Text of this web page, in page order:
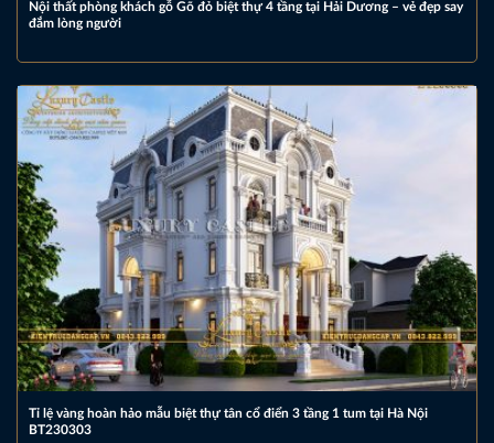
Nội thất phòng khách gỗ Gõ đỏ biệt thự 4 tầng tại Hải Dương – vẻ đẹp say
đắm lòng người
Tỉ lệ vàng hoàn hảo mẫu biệt thự tân cổ điển 3 tầng 1 tum tại Hà Nội
BT230303